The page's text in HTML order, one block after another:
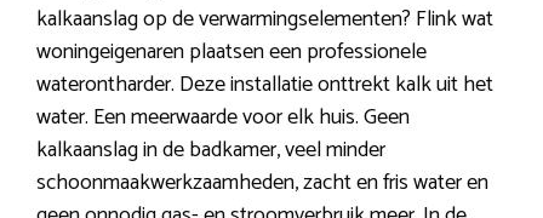
kalkaanslag op de verwarmingselementen? Flink wat
woningeigenaren plaatsen een professionele
waterontharder. Deze installatie onttrekt kalk uit het
water. Een meerwaarde voor elk huis. Geen
kalkaanslag in de badkamer, veel minder
schoonmaakwerkzaamheden, zacht en fris water en